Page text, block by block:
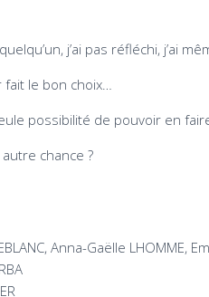
j’ai pas réfléchi, j’ai
le bon choix…
possibilité de pouvoir en
chance ?
Anna-Gaëlle LHOMME,